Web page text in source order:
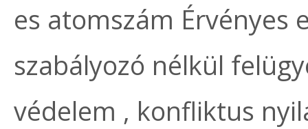
es atomszám Érvényes
szabályozó nélkül
védelem , konfliktus